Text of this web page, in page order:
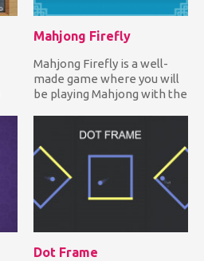
Mahjong Firefly
Mahjong Firefly is a well-
made game where you will
be playing Mahjong with the
Dot Frame